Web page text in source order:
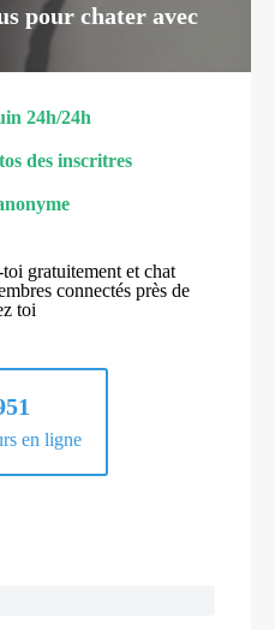
pour chater avec
24h/24h
des inscritres
gratuitement et chat
connectés près de
toi
en ligne